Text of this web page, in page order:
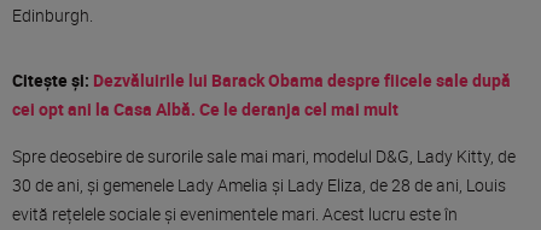
Edinburgh.
Citeşte şi: Dezvăluirile lui Barack Obama despre fiicele sale după
cei opt ani la Casa Albă. Ce le deranja cel mai mult
Spre deosebire de surorile sale mai mari, modelul D&G, Lady Kitty, de
30 de ani, și gemenele Lady Amelia și Lady Eliza, de 28 de ani, Louis
evită rețelele sociale și evenimentele mari. Acest lucru este în